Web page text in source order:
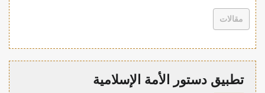
مقالات
تطبيق دستور الأمة الإسلامية